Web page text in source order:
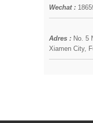
Wechat :
Adres : No. 5
Xiamen City,